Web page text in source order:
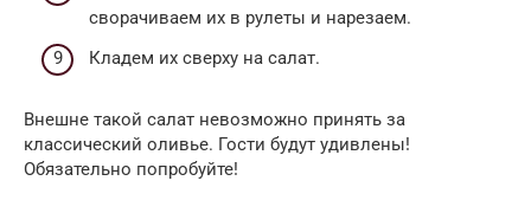
сворачиваем их в рулеты и нарезаем.
Кладем их сверху на салат.
Внешне такой салат невозможно принять за
классический оливье. Гости будут удивлены!
Обязательно попробуйте!